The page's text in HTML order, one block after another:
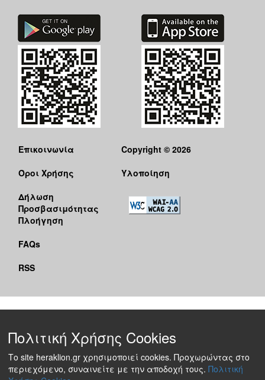
Επικοινωνία
Όροι Χρήσης
Δήλωση
Προσβασιμότητας
Πλοήγηση
FAQs
RSS
Copyright © 2026
Υλοποίηση
Πολιτική Χρήσης Cookies
Το site heraklion.gr χρησιμοποιεί cookies. Προχωρώντας στο
περιεχόμενο, συναινείτε με την αποδοχή τους. Πολιτική